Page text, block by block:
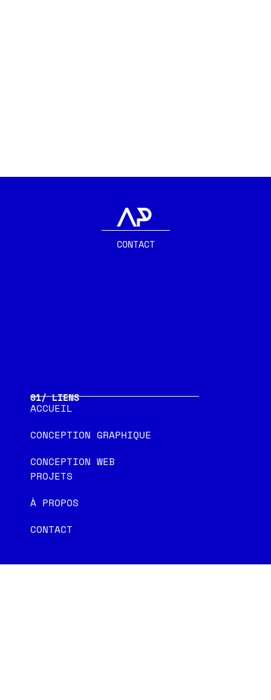
CONTACT
01/ LIENS
ACCUEIL
CONCEPTION GRAPHIQUE
CONCEPTION WEB
PROJETS
À PROPOS
CONTACT